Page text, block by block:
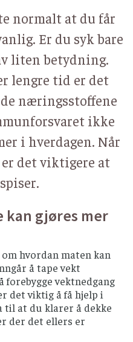
normalt at du får
Er du syk bare
liten betydning.
lengre tid er det
næringsstoffene
ikke
i hverdagen. Når
det viktigere at
kan gjøres mer
hvordan maten kan
å tape vekt
vektnedgang
det viktig å få hjelp i
til at du klarer å dekke
der det ellers er